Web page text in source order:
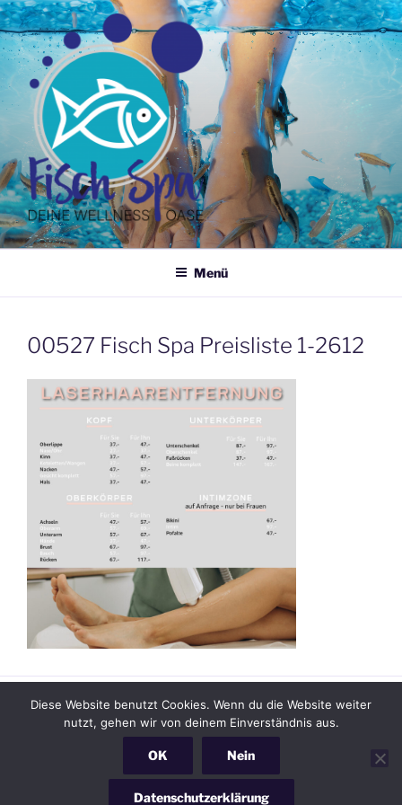
Zum
Inhalt
springen
FUSSPFLEGE HEIMANN
DEINE WELLNESS OASE
Menü
00527 Fisch Spa Preisliste 1-2612
FacebookEmail
Datenschutzerklärung
unterstützt vom Ingenieurbüro
Diese Website benutzt Cookies. Wenn du die Website weiter
nutzt, gehen wir von deinem Einverständnis aus.
OK Nein
Datenschutzerklärung